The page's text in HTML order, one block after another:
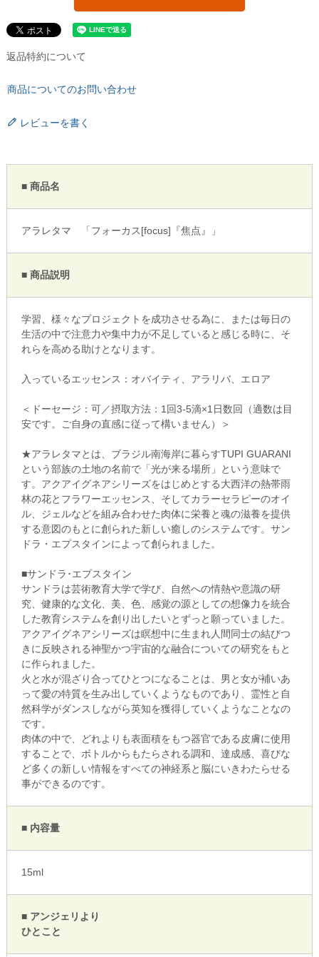
返品特約について
商品についてのお問い合わせ
レビューを書く
■ 商品名
アラレタマ 「フォーカス[focus]『焦点』」
■ 商品説明
学習、様々なプロジェクトを成功させる為に、または毎日の
生活の中で注意力や集中力が不足していると感じる時に、そ
れらを高める助けとなります。
入っているエッセンス：オバイティ、アラリバ、エロア
＜ドーセージ：可／摂取方法：1回3-5滴×1日数回（適数は目
安です。ご自身の直感に従って構いません）＞
★アラレタマとは、ブラジル南海岸に暮らすTUPI GUARANI
という部族の土地の名前で「光が来る場所」という意味で
す。アクアイグネアシリーズをはじめとする大西洋の熱帯雨
林の花とフラワーエッセンス、そしてカラーセラピーのオイ
ル、ジェルなどを組み合わせた肉体に栄養と魂の滋養を提供
する意図のもとに創られた新しい癒しのシステムです。サン
ドラ・エプスタインによって創られました。
■サンドラ･エプスタイン
サンドラは芸術教育大学で学び、自然への情熱や意識の研
究、健康的な文化、美、色、感覚の源としての想像力を統合
した教育システムを創り出したいとずっと願っていました。
アクアイグネアシリーズは瞑想中に生まれ人間同士の結びつ
きに反映される神聖かつ宇宙的な融合についての研究をもと
に作られました。
火と水が混ざり合ってひとつになることは、男と女が補いあ
って愛の特質を生み出していくようなものであり、霊性と自
然科学がダンスしながら英知を獲得していくようなことなの
です。
肉体の中で、どれよりも表面積をもつ器官である皮膚に使用
することで、ボトルからもたらされる調和、達成感、喜びな
ど多くの新しい情報をすべての神経系と脳にいきわたらせる
事ができるのです。
■ 内容量
15ml
■ アンジェリより
ひとこと